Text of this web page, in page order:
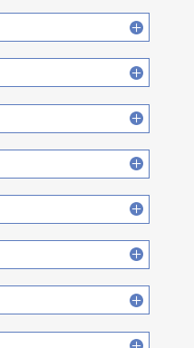
2022年9月 [12]
2022年7月 [19]
2022年5月 [14]
2021年11月 [18]
2021年9月 [14]
2021年5月 [18]
2020年11月 [9]
2020年9月 [16]
2020年7月 [16]
2020年5月 [14]
2019年11月 [17]
2019年9月 [15]
2019年7月 [21]
2019年5月 [20]
2018年11月 [14]
2018年9月 [12]
2018年7月 [14]
2018年5月 [14]
2017年11月 [22]
2017年9月 [24]
2017年7月 [26]
2017年5月 [27]
2016年11月 [28]
2016年9月 [28]
2015年11月 [19]
2015年9月 [30]
2014年11月 [23]